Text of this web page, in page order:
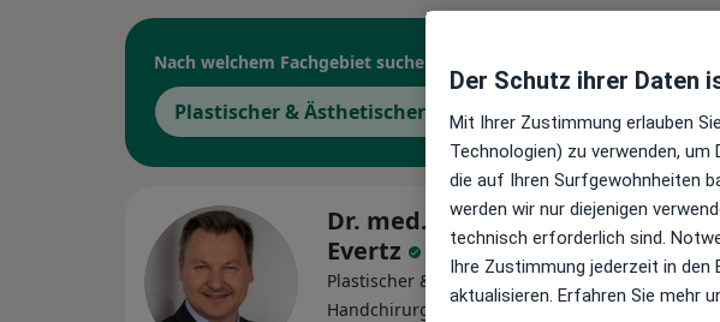
Nach welchem Fachgebiet suchen Sie?
Plastischer & Ästhetischer Chirurg Handchirurg
Dr. med. Matthias
Evertz
Plastischer & Ästhetischer Chirurg,
Handchirurg
Der Schutz ihrer Daten
Mit Ihrer Zustimmung erlauben
Technologien) zu verwenden,
die auf Ihren Surfgewohnheiten
werden wir nur diejenigen
technisch erforderlich sind.
Ihre Zustimmung jederzeit in den
aktualisieren. Erfahren Sie mehr